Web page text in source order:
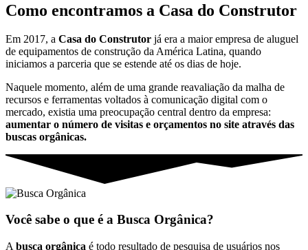
Como encontramos a Casa do Construtor
Em 2017, a Casa do Construtor já era a maior empresa de aluguel
de equipamentos de construção da América Latina, quando
iniciamos a parceria que se estende até os dias de hoje.
Naquele momento, além de uma grande reavaliação da malha de
recursos e ferramentas voltados à comunicação digital com o
mercado, existia uma preocupação central dentro da empresa:
aumentar o número de visitas e orçamentos no site através das
buscas orgânicas.
Você sabe o que é a Busca Orgânica?
A busca orgânica é todo resultado de pesquisa de usuários nos